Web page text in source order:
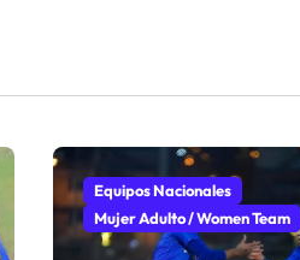
Equipos Nacionales
Mujer Adulto / Women Team